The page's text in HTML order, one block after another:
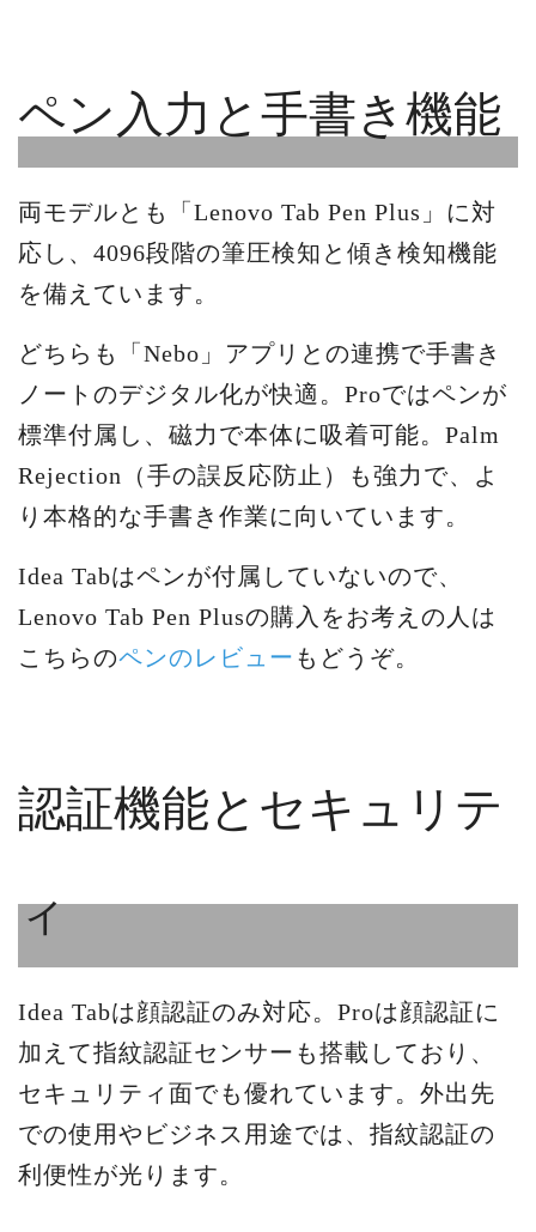
ペン入力と手書き機能
両モデルとも「Lenovo Tab Pen Plus」に対
応し、4096段階の筆圧検知と傾き検知機能
を備えています。
どちらも「Nebo」アプリとの連携で手書き
ノートのデジタル化が快適。Proではペンが
標準付属し、磁力で本体に吸着可能。Palm
Rejection（手の誤反応防止）も強力で、よ
り本格的な手書き作業に向いています。
Idea Tabはペンが付属していないので、
Lenovo Tab Pen Plusの購入をお考えの人は
こちらのペンのレビュー もどうぞ。
認証機能とセキュリテ
ィ
Idea Tabは顔認証のみ対応。Proは顔認証に
加えて指紋認証センサーも搭載しており、
セキュリティ面でも優れています。外出先
での使用やビジネス用途では、指紋認証の
利便性が光ります。